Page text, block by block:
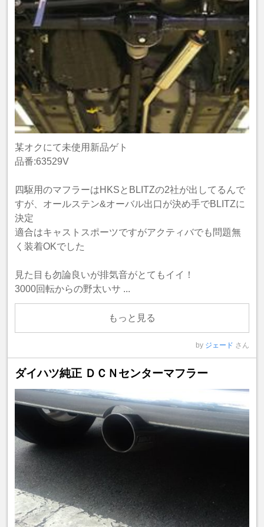
某オクにて未使用新品ゲト
品番:63529V
四駆用のマフラーはHKSとBLITZの2社が出してるんで
すが、オールステン&オーバル出口が決め手でBLITZに
決定
適合はキャストスポーツですがアクティバでも問題無
く装着OKでした
見た目も勿論良いが排気音がとてもイイ！
3000回転からの野太いサ ...
もっと見る
by ジェード さん
ダイハツ純正 ＤＣＮセンターマフラー